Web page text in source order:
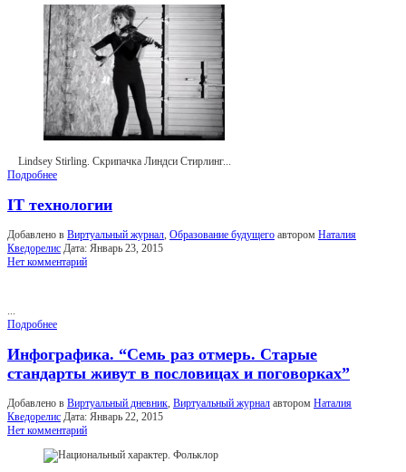
Lindsey Stirling. Cкрипачка Линдси Стирлинг...
Подробнее
IT технологии
Добавлено в Виртуальный журнал Образование будущего автором Наталия
Кведорелис Дата: Январь 23, 2015
Нет комментарий
Подробнее
Инфографика. “Семь раз отмерь. Старые
стандарты живут в пословицах и поговорках”
Добавлено в Виртуальный дневник Виртуальный журнал автором Наталия
Кведорелис Дата: Январь 22, 2015
Нет комментарий